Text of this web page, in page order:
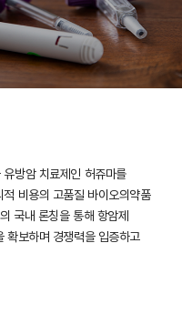
방암 치료제인 허쥬마를
비용의 고품질 바이오의약품
국내 론칭을 통해 항암제
확보하며 경쟁력을 입증하고